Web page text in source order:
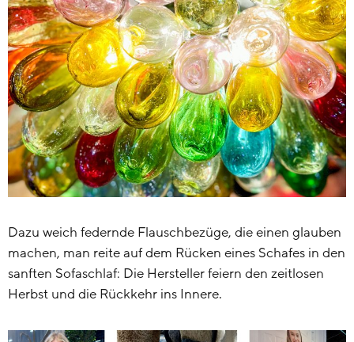
Dazu weich federnde Flauschbezüge, die einen glauben
machen, man reite auf dem Rücken eines Schafes in den
sanften Sofaschlaf: Die Hersteller feiern den zeitlosen
Herbst und die Rückkehr ins Innere.